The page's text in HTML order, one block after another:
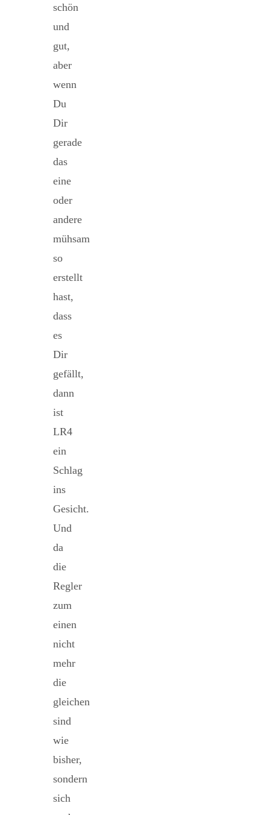
schön
und
gut,
aber
wenn
Du
Dir
gerade
das
eine
oder
andere
mühsam
so
erstellt
hast,
dass
es
Dir
gefällt,
dann
ist
LR4
ein
Schlag
ins
Gesicht.
Und
da
die
Regler
zum
einen
nicht
mehr
die
gleichen
sind
wie
bisher,
sondern
sich